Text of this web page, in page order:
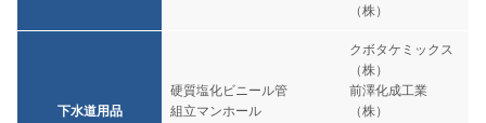
（株）
下水道用品
硬質塩化ビニール管
組立マンホール
クボタケミックス
（株）
前澤化成工業
（株）